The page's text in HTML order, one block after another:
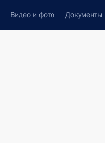
Видео и фото Документы